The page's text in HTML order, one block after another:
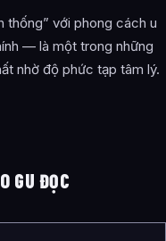
thống” với phong cách u
— là một trong những
nhờ độ phức tạp tâm lý.
GU ĐỌC